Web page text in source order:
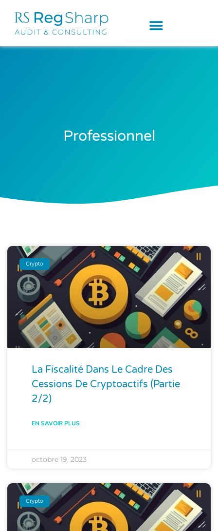
Professionnel
Crypto
La Fiscalité Dans Le Cadre Des
Cessions De Cryptoactifs (partie
2/2)
EN SAVOIR PLUS
octobre 19, 2023
Crypto